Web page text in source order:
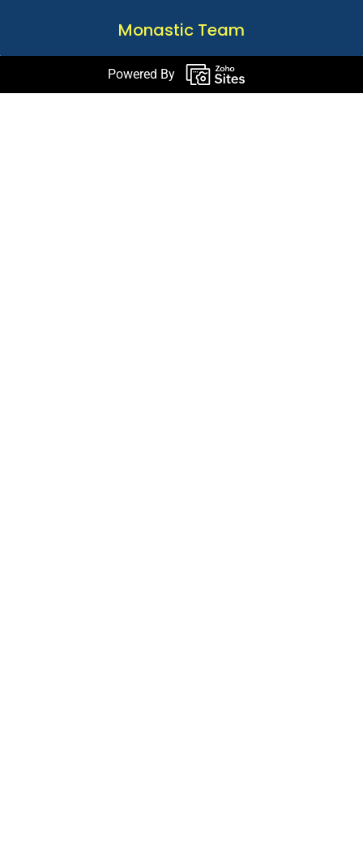
Monastic Team
Powered By